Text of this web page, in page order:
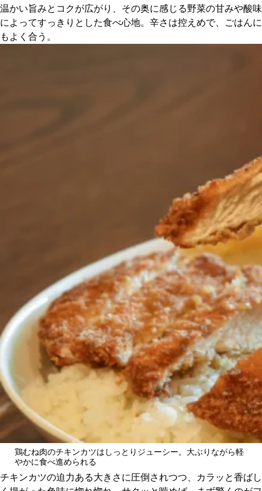
温かい旨みとコクが広がり、その奥に感じる野菜の甘みや酸味
によってすっきりとした食べ心地。辛さは控えめで、ごはんに
もよく合う。
鶏むね肉のチキンカツはしっとりジューシー。大ぶりながら軽
やかに食べ進められる
チキンカツの迫力ある大きさに圧倒されつつ、カラッと香ばし